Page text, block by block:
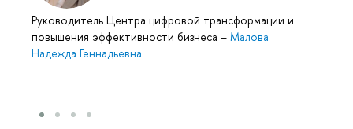
Руководитель Центра цифровой трансформации и
повышения эффективности бизнеса – Малова
Надежда Геннадьевна